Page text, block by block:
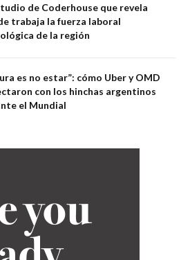
de Coderhouse que revela
trabaja la fuerza laboral
de la región
es no estar”: cómo Uber y OMD
con los hinchas argentinos
el Mundial